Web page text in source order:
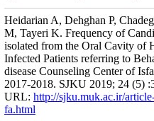
Heidarian A, Dehghan P,
M, Tayeri K. Frequency of
isolated from the Oral Cavity of
Infected Patients referring to
disease Counseling Center of
2017-2018. SJKU 2019; 24 (5)
URL: http://sjku.muk.ac.ir/
fa.html